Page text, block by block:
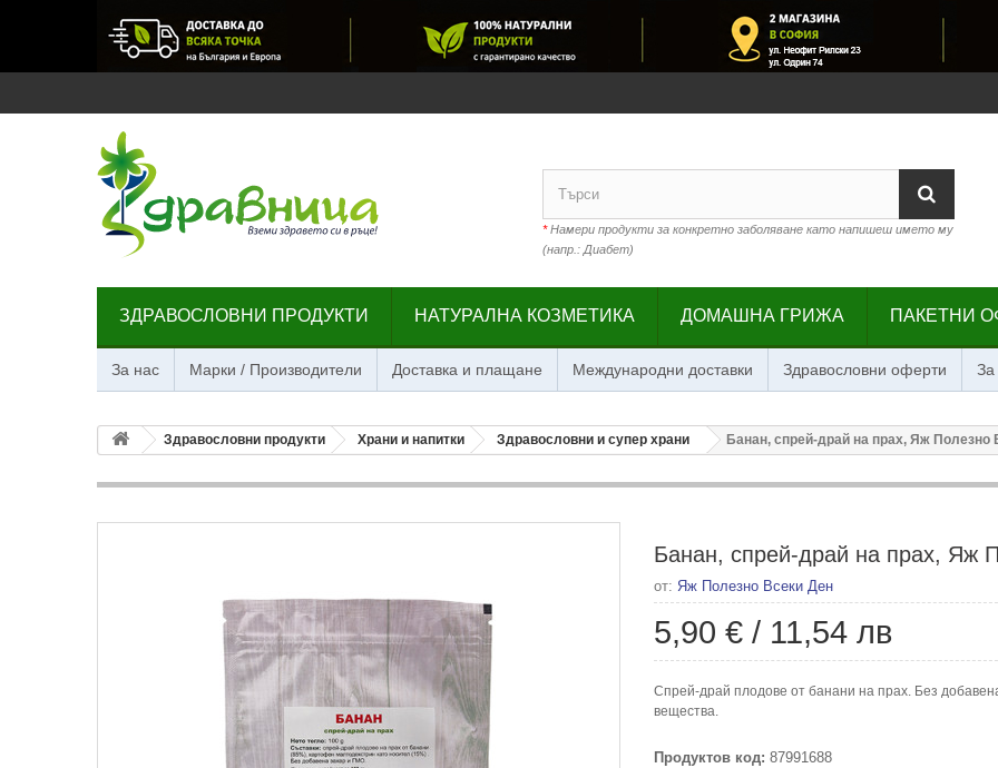
*Намери продукти за конкретно заболяване като напишеш името му
(напр.: Диабет)
ЗДРАВОСЛОВНИ ПРОДУКТИ НАТУРАЛНА КОЗМЕТИКА ДОМАШНА ГРИЖА ПАКЕТНИ
За нас Марки / Производители Доставка и плащане Международни доставки Здравословни оферти За
Здравословни продукти Храни и напитки Здравословни и супер храни Банан, спрей-драй на прах, Яж Полезно
Банан, спрей-драй на прах, Яж
от: Яж Полезно Всеки Ден
5,90 € / 11,54 лв
Спрей-драй плодове от банани на прах. Без
вещества.
Продуктов код: 87991688